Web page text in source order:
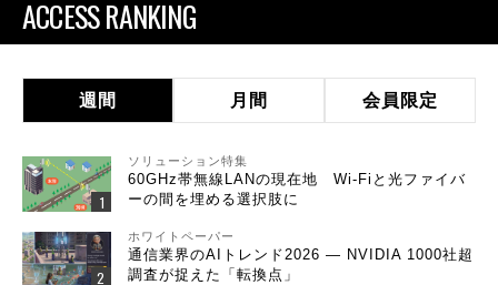
ACCESS RANKING
週間 月間 会員限定
ソリューション特集
60GHz帯無線LANの現在地 Wi-Fiと光ファイバ
ーの間を埋める選択肢に
ホワイトペーパー
通信業界のAIトレンド2026 ― NVIDIA 1000社超
調査が捉えた「転換点」